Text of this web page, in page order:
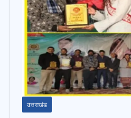
उत्तराखंड